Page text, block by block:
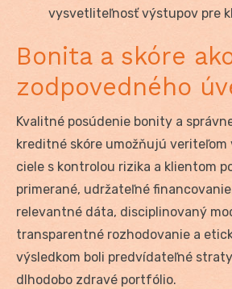
vysvetliteľnosť výstupov pre
Bonita a skóre
zodpovedného
Kvalitné posúdenie bonity a
kreditné skóre umožňujú
ciele s kontrolou rizika a klientom
primerané, udržateľné
relevantné dáta, disciplinovaný
transparentné rozhodovanie a
výsledkom boli predvídateľné
dlhodobo zdravé portfólio.